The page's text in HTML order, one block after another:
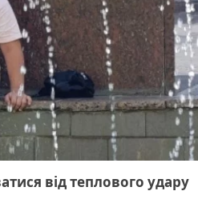
від теплового удару